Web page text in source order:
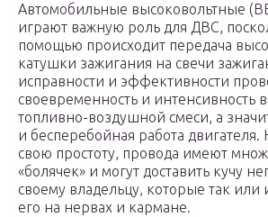
Автомобильные высоковольтные
играют важную роль для ДВС,
помощью происходит передача
катушки зажигания на свечи
исправности и эффективности
своевременность и интенсивность
топливно-воздушной смеси, а
и бесперебойная работа двигателя.
свою простоту, провода имеют
«болячек» и могут доставить кучу
своему владельцу, которые так или
его на нервах и кармане.